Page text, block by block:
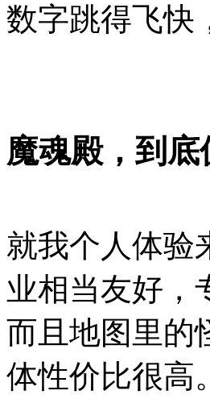
数字跳得飞快
魔魂殿，到
就我个人体验
业相当友好，
而且地图里的
体性价比很高。